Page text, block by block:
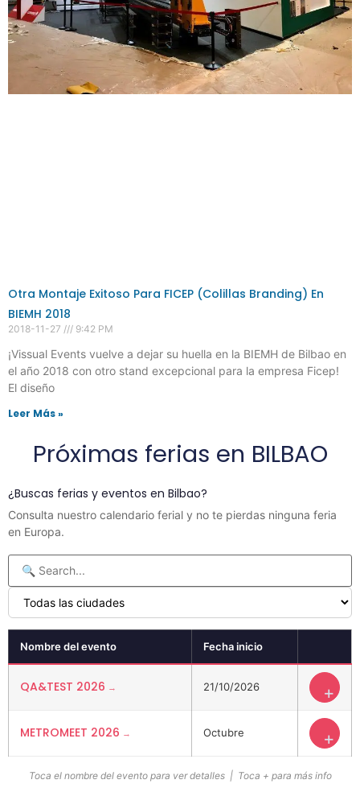
Otra Montaje Exitoso Para FICEP (Colillas Branding) En
BIEMH 2018
2018-11-27 9:42 PM
¡Vissual Events vuelve a dejar su huella en la BIEMH de Bilbao en
el año 2018 con otro stand excepcional para la empresa Ficep!
El diseño
Leer Más »
Próximas ferias en BILBAO
¿Buscas ferias y eventos en Bilbao?
Consulta nuestro calendario ferial y no te pierdas ninguna feria
en Europa.
Nombre del evento Fecha inicio
QA&TEST 2026 21/10/2026 +
METROMEET 2026 Octubre +
Toca el nombre del evento para ver detalles | Toca + para más info